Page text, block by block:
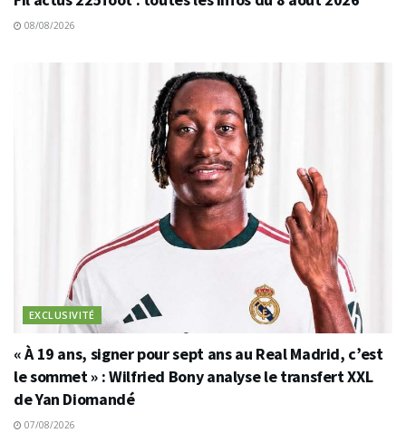
08/08/2026
EXCLUSIVITÉ
« À 19 ans, signer pour sept ans au Real Madrid, c’est
le sommet » : Wilfried Bony analyse le transfert XXL
de Yan Diomandé
07/08/2026